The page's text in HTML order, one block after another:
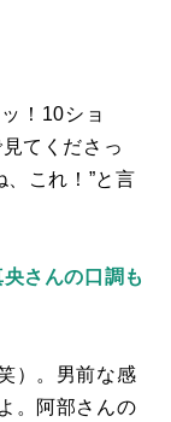
！ 10ショ
てくださっ
これ！”と言
さんの口調も
）。男前な感
。阿部さんの